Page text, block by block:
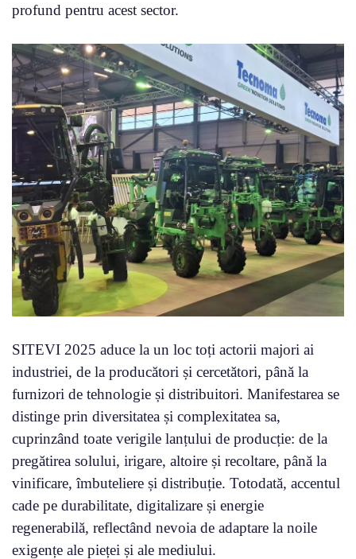
profund pentru acest sector.
SITEVI 2025 aduce la un loc toți actorii majori ai
industriei, de la producători și cercetători, până la
furnizori de tehnologie și distribuitori. Manifestarea se
distinge prin diversitatea și complexitatea sa,
cuprinzând toate verigile lanțului de producție: de la
pregătirea solului, irigare, altoire și recoltare, până la
vinificare, îmbuteliere și distribuție. Totodată, accentul
cade pe durabilitate, digitalizare și energie
regenerabilă, reflectând nevoia de adaptare la noile
exigențe ale pieței și ale mediului.